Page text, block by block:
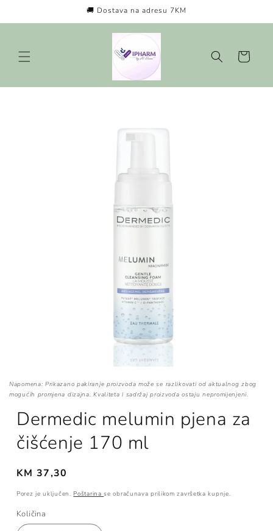
sadržaj
🚚 Dostava na adresu 7KM
Košarica
Napomena: Prikazano pakiranje proizvoda može se razlikovati od aktualnog zbog
mogućih promjena dizajna. Kvaliteta i sadržaj proizvoda ostaju nepromijenjeni.
Dermedic melumin pjena za
čišćenje 170 ml
Redovna
cijena
KM 37,30
Porez je uključen. Poštarinase obračunava prilikom završetka kupnje.
Količina